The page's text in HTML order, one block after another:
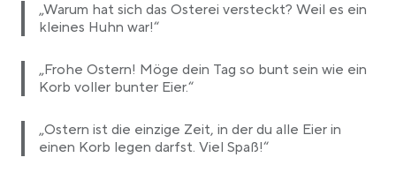
„Warum hat sich das Osterei versteckt? Weil es ein
kleines Huhn war!“
„Frohe Ostern! Möge dein Tag so bunt sein wie ein
Korb voller bunter Eier.“
„Ostern ist die einzige Zeit, in der du alle Eier in
einen Korb legen darfst. Viel Spaß!“